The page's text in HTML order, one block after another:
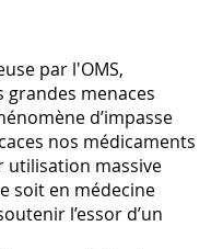
par l'OMS,
grandes menaces
d’impasse
nos médicaments
utilisation massive
soit en médecine
l’essor d’un